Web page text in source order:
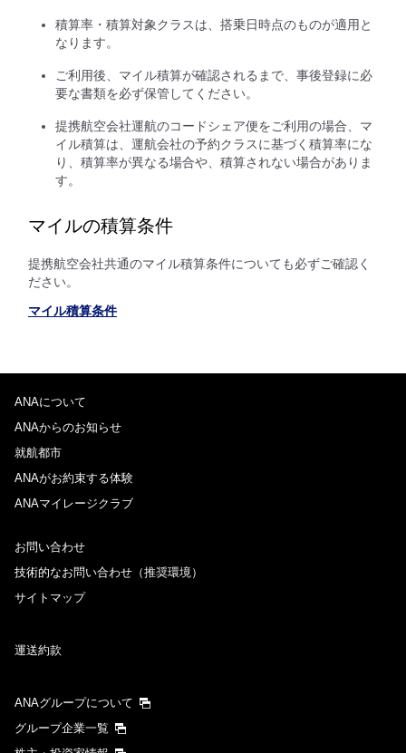
積算率・積算対象クラスは、搭乗日時点のものが適用と
なります。
ご利用後、マイル積算が確認されるまで、事後登録に必
要な書類を必ず保管してください。
提携航空会社運航のコードシェア便をご利用の場合、マ
イル積算は、運航会社の予約クラスに基づく積算率にな
り、積算率が異なる場合や、積算されない場合がありま
す。
マイルの積算条件
提携航空会社共通のマイル積算条件についても必ずご確認く
ださい。
マイル積算条件
ANAについて
ANAからのお知らせ
就航都市
ANAがお約束する体験
ANAマイレージクラブ
お問い合わせ
技術的なお問い合わせ（推奨環境）
サイトマップ
運送約款
ANAグループについて
グループ企業一覧